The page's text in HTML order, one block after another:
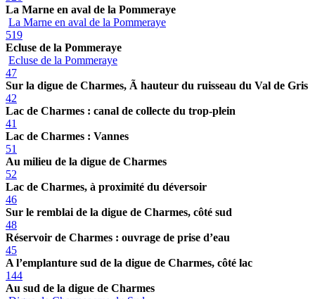
La Marne en aval de la Pommeraye
La Marne en aval de la Pommeraye
519
Ecluse de la Pommeraye
Ecluse de la Pommeraye
47
Sur la digue de Charmes, Ã hauteur du ruisseau du Val de Gris
42
Lac de Charmes : canal de collecte du trop-plein
41
Lac de Charmes : Vannes
51
Au milieu de la digue de Charmes
52
Lac de Charmes, à proximité du déversoir
46
Sur le remblai de la digue de Charmes, côté sud
48
Réservoir de Charmes : ouvrage de prise d’eau
45
A l’emplanture sud de la digue de Charmes, côté lac
144
Au sud de la digue de Charmes